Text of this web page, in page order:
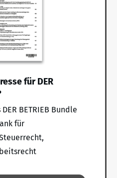
für DER
BETRIEB Bundle
für